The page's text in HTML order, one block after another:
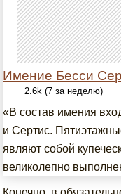
Имение Бесси
2.6k (7 за неделю)
«В состав имения
и Сертис.
являют собой
великолепно